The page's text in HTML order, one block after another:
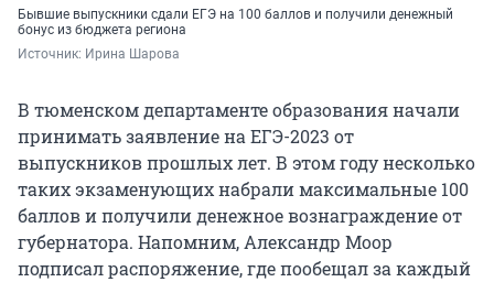
Бывшие выпускники сдали ЕГЭ на 100 баллов и получили денежный
бонус из бюджета региона
Источник: Ирина Шарова
В тюменском департаменте образования начали
принимать заявление на ЕГЭ-2023 от
выпускников прошлых лет. В этом году несколько
таких экзаменующих набрали максимальные 100
баллов и получили денежное вознаграждение от
губернатора. Напомним, Александр Моор
подписал распоряжение, где пообещал за каждый